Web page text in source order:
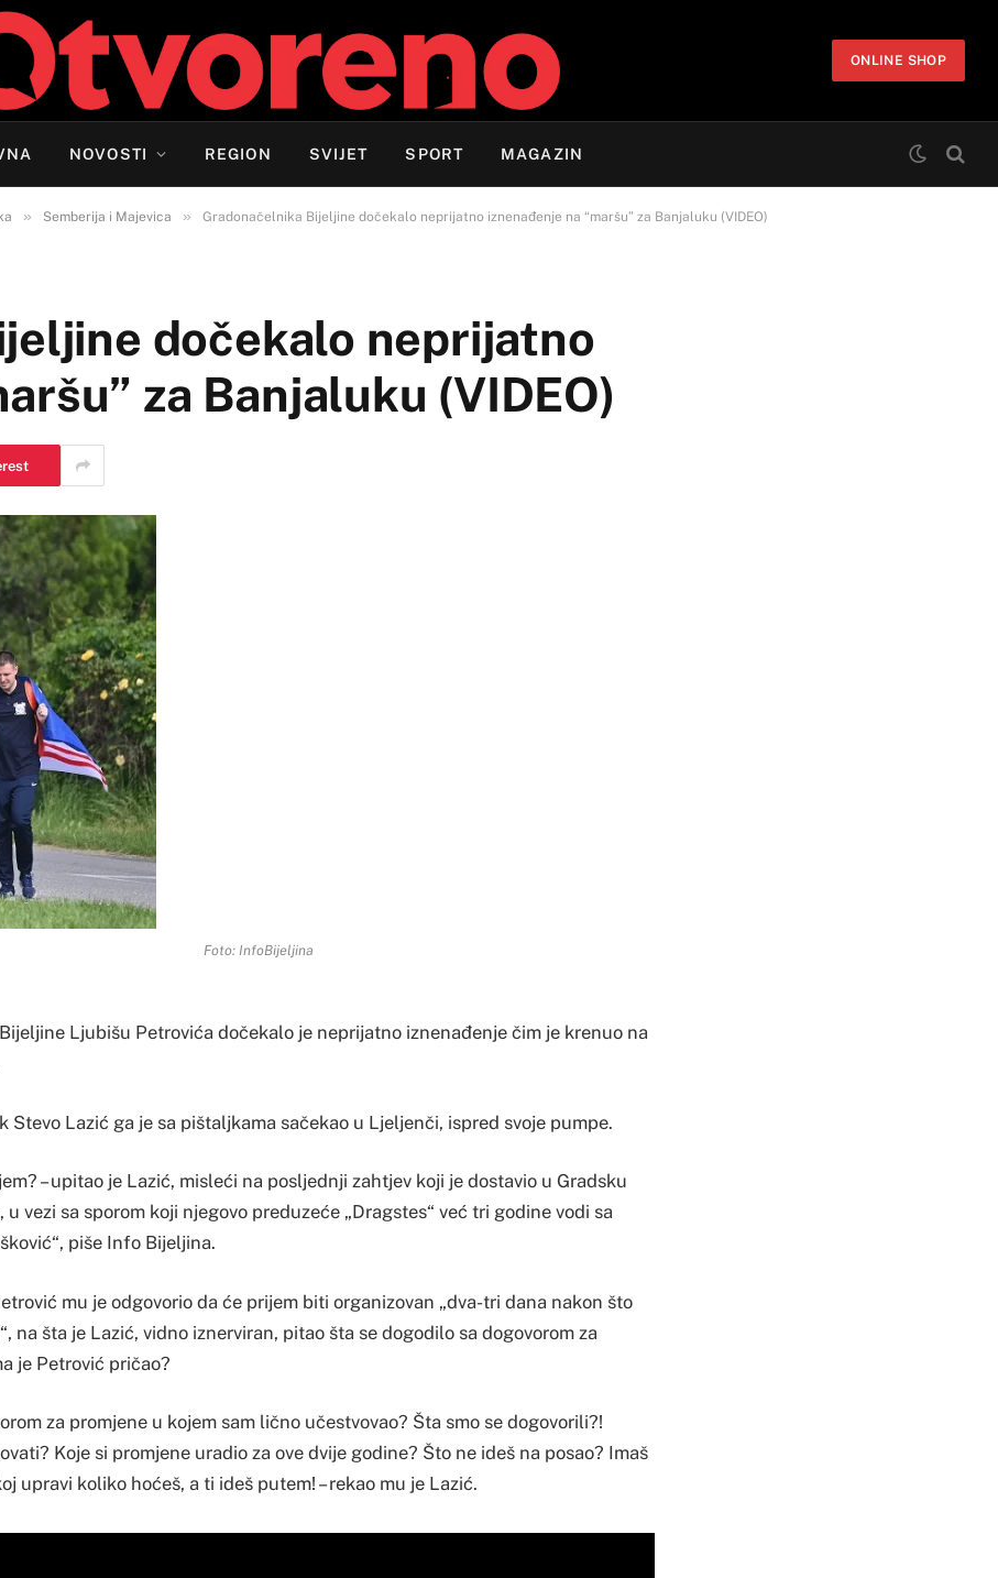
ONLINE SHOP
NOVOSTI REGION SVIJET SPORT MAGAZIN
» Semberija i Majevica » Gradonačelnika Bijeljine dočekalo neprijatno iznenađenje na “maršu” za Banjaluku (VIDEO)
dočekalo neprijatno
za Banjaluku (VIDEO)
Foto: InfoBijeljina
Ljubišu Petrovića dočekalo je neprijatno iznenađenje čim je krenuo na
Stevo Lazić ga je sa pištaljkama sačekao u Ljeljenči, ispred svoje pumpe.
– upitao je Lazić, misleći na posljednji zahtjev koji je dostavio u Gradsku
u vezi sa sporom koji njegovo preduzeće „Dragstes“ već tri godine vodi sa
piše Info Bijeljina.
mu je odgovorio da će prijem biti organizovan „dva-tri dana nakon što
na šta je Lazić, vidno iznerviran, pitao šta se dogodilo sa dogovorom za
je Petrović pričao?
za promjene u kojem sam lično učestvovao? Šta smo se dogovorili?!
Koje si promjene uradio za ove dvije godine? Što ne ideš na posao? Imaš
upravi koliko hoćeš, a ti ideš putem! – rekao mu je Lazić.